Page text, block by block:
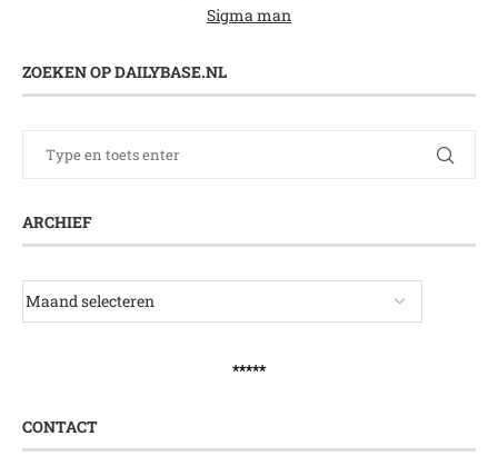
Sigma man
ZOEKEN OP DAILYBASE.NL
ARCHIEF
*****
CONTACT